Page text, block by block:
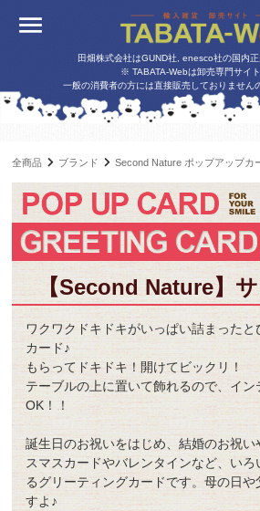
田畑株式会社はGUND社, enesco社の国内正
※ TABATA-Webは卸売専門サイト
一般の消費者の方には直接販売しておりません
全商品 ブランド Second Nature ポップアップカ
【Second Nature】
ワクワクドキドキがいっぱい詰まった
カード♪
もらってドキドキ！開けてビックリ！
テーブルの上に置いて飾れるので、イン
OK！！
誕生日のお祝いをはじめ、結婚のお祝
スマスカードやバレンタインなど、い
るグリーティングカードです。母の日
すよ♪